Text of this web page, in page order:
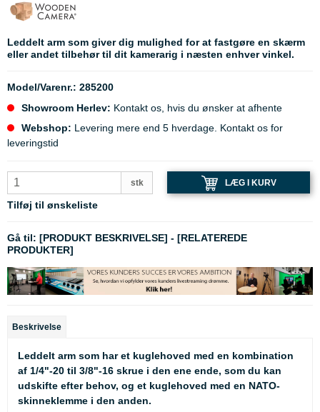
Leddelt arm som giver dig mulighed for at fastgøre en skærm
eller andet tilbehør til dit kamerarig i næsten enhver vinkel.
Model/Varenr.: 285200
Showroom Herlev: Kontakt os, hvis du ønsker at afhente
Webshop: Levering mere end 5 hverdage. Kontakt os for
leveringstid
stk LÆG I KURV
Tilføj til ønskeliste
Gå til: [PRODUKT BESKRIVELSE] - [RELATEREDE
PRODUKTER]
Beskrivelse
Leddelt arm som har et kuglehoved med en kombination
af 1/4"-20 til 3/8"-16 skrue i den ene ende, som du kan
udskifte efter behov, og et kuglehoved med en NATO-
skinneklemme i den anden.